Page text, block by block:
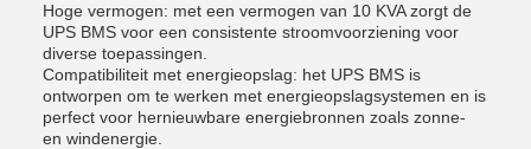
Hoge vermogen: met een vermogen van 10 KVA zorgt de
UPS BMS voor een consistente stroomvoorziening voor
diverse toepassingen.
Compatibiliteit met energieopslag: het UPS BMS is
ontworpen om te werken met energieopslagsystemen en is
perfect voor hernieuwbare energiebronnen zoals zonne-
en windenergie.